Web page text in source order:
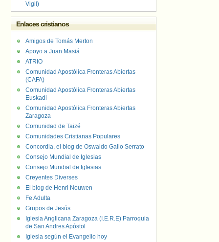
Vigil)
Enlaces cristianos
Amigos de Tomás Merton
Apoyo a Juan Masiá
ATRIO
Comunidad Apostólica Fronteras Abiertas
(CAFA)
Comunidad Apostólica Fronteras Abiertas
Euskadi
Comunidad Apostólica Fronteras Abiertas
Zaragoza
Comunidad de Taizé
Comunidades Cristianas Populares
Concordia, el blog de Oswaldo Gallo Serrato
Consejo Mundial de Iglesias
Consejo Mundial de Iglesias
Creyentes Diverses
El blog de Henri Nouwen
Fe Adulta
Grupos de Jesús
Iglesia Anglicana Zaragoza (I.E.R.E) Parroquia
de San Andres Apóstol
Iglesia según el Evangelio hoy